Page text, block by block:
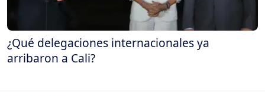
¿Qué delegaciones internacionales ya
arribaron a Cali?